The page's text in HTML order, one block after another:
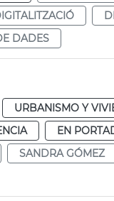
DADES
URBANISMO Y
EN
SANDRA GÓMEZ